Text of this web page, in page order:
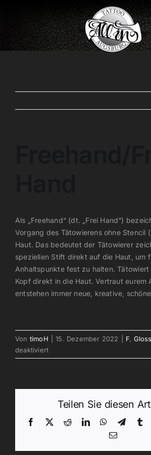
Als „Freehand“ (dt. „Frei Hand“)
Vorgang des Tätowierens ohne Stencil
Haut. Das bedeutet der Tätowierer
speziellen Stift direkt auf die Haut, um
Anhaltspunkte fest zu halten. Tätowiert
Kopf direkt in die Haut. Vertraut eurem
entstehen immer neue, kreative,
Von timoH 15. Dezember 2022 F,
deaktiviertfür
Freehand/Frei
Teilen Sie diesen
Facebook
X RedditLinkedInWhatsApp
E-